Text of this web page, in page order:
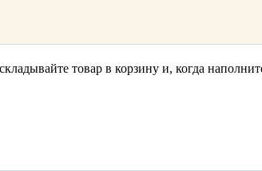
товар в корзину и, когда